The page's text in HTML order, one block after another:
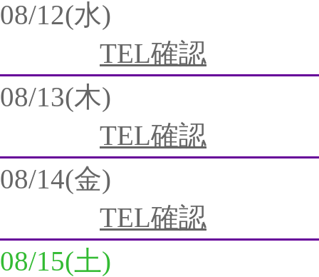
08/12(水)
TEL確認
08/13(木)
TEL確認
08/14(金)
TEL確認
08/15(土)